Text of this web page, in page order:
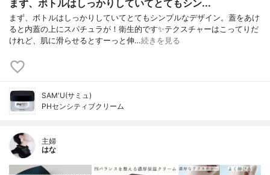
まず、ボトルはしっかりしていてとてもシン...
まず、ボトルはしっかりしていてとてもシンプルなデザイン。蓋をあけ
ると内蓋の上にスパチュラが！衛生的です✨テクスチャーはこってりだ
けれど、肌に滑らせるとすーっと伸…続きを見る
SAM'U(サミュ)
PHセンシティブクリーム
主婦
はな